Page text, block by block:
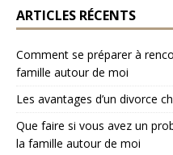
ARTICLES RÉCENTS
Comment se préparer à
famille autour de moi
Les avantages d’un divorce
Que faire si vous avez un
la famille autour de moi